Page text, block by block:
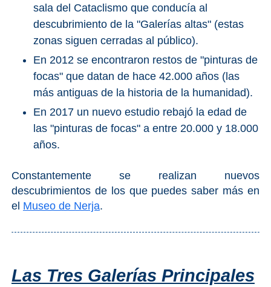
sala del Cataclismo que conducía al
descubrimiento de la "Galerías altas" (estas
zonas siguen cerradas al público).
En 2012 se encontraron restos de "pinturas de
focas" que datan de hace 42.000 años (las
más antiguas de la historia de la humanidad).
En 2017 un nuevo estudio rebajó la edad de
las "pinturas de focas" a entre 20.000 y 18.000
años.
Constantemente se realizan nuevos
descubrimientos de los que puedes saber más en
el Museo de Nerja.
Las Tres Galerías Principales